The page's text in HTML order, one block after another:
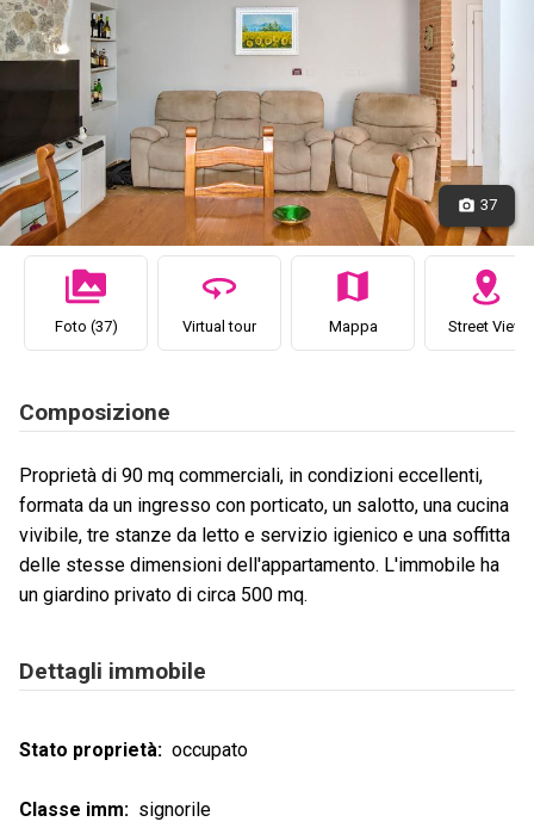
37
Foto (37) Virtual tour Mappa Street View
Composizione
Proprietà di 90 mq commerciali, in condizioni eccellenti,
formata da un ingresso con porticato, un salotto, una cucina
vivibile, tre stanze da letto e servizio igienico e una soffitta
delle stesse dimensioni dell'appartamento. L'immobile ha
un giardino privato di circa 500 mq.
Dettagli immobile
Stato proprietà occupato
Classe imm signorile